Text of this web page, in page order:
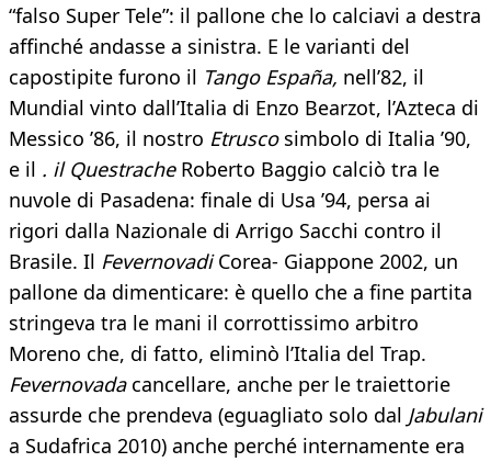
“falso Super Tele”: il pallone che lo calciavi a destra
affinché andasse a sinistra. E le varianti del
capostipite furono il Tango España, nell’82, il
Mundial vinto dall’Italia di Enzo Bearzot, l’Azteca di
Messico ’86, il nostro Etruscosimbolo di Italia ’90,
e il . il QuestracheRoberto Baggio calciò tra le
nuvole di Pasadena: finale di Usa ’94, persa ai
rigori dalla Nazionale di Arrigo Sacchi contro il
Brasile. Il FevernovadiCorea- Giappone 2002, un
pallone da dimenticare: è quello che a fine partita
stringeva tra le mani il corrottissimo arbitro
Moreno che, di fatto, eliminò l’Italia del Trap.
Fevernovadacancellare, anche per le traiettorie
assurde che prendeva (eguagliato solo dal Jabulani
a Sudafrica 2010) anche perché internamente era